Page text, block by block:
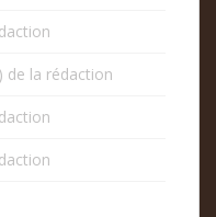
de la rédaction